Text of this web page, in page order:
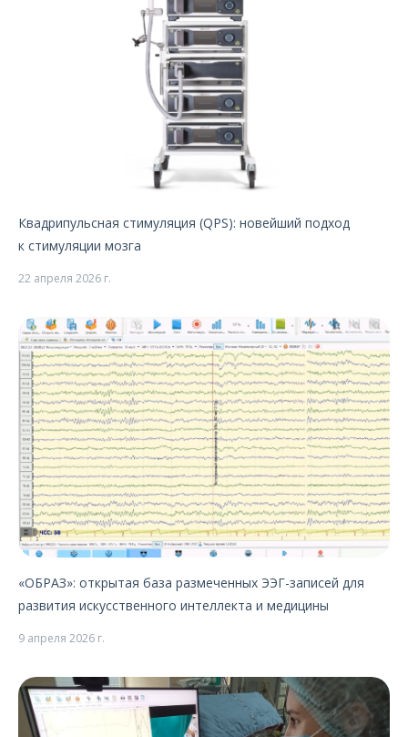
Квадрипульсная стимуляция (QPS): новейший подход
к стимуляции мозга
22 апреля 2026 г.
«ОБРАЗ»: открытая база размеченных ЭЭГ-записей для
развития искусственного интеллекта и медицины
9 апреля 2026 г.